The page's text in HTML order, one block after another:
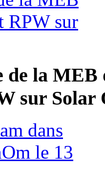
de la
sur Solar